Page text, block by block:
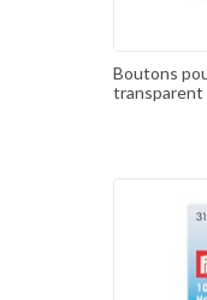
Boutons
transparent